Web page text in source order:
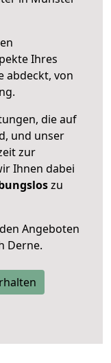
Ihres
abdeckt, von
die auf
und unser
zur
Ihnen dabei
zu
Angeboten
Derne.